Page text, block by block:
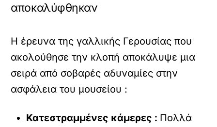
αποκαλύφθηκαν
Η έρευνα της γαλλικής Γερουσίας που
ακολούθησε την κλοπή αποκάλυψε μια
σειρά από σοβαρές αδυναμίες στην
ασφάλεια του μουσείου :
Κατεστραμμένες κάμερες : Πολλά